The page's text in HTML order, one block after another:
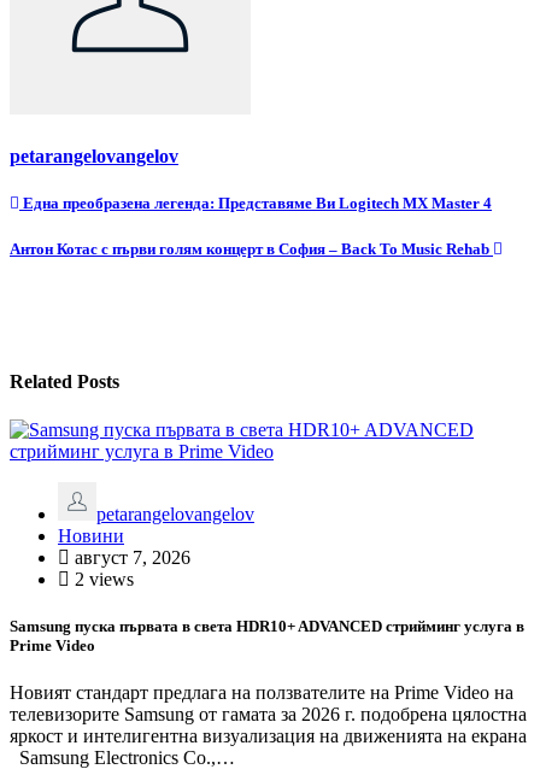
petarangelovangelov
Навигация
Една преобразена легенда: Представяме Ви Logitech MX Master 4
Антон Котас с първи голям концерт в София – Back To Music Rehab
Related Posts
petarangelovangelov
Новини
август 7, 2026
2 views
Samsung пуска първата в света HDR10+ ADVANCED стрийминг услуга в
Prime Video
Новият стандарт предлага на ползвателите на Prime Video на
телевизорите Samsung от гамата за 2026 г. подобрена цялостна
яркост и интелигентна визуализация на движенията на екрана
Samsung Electronics Co.,…